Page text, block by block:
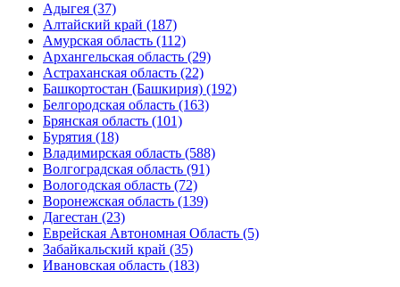
Адыгея (37)
Алтайский край (187)
Амурская область (112)
Архангельская область (29)
Астраханская область (22)
Башкортостан (Башкирия) (192)
Белгородская область (163)
Брянская область (101)
Бурятия (18)
Владимирская область (588)
Волгоградская область (91)
Вологодская область (72)
Воронежская область (139)
Дагестан (23)
Еврейская Автономная Область (5)
Забайкальский край (35)
Ивановская область (183)